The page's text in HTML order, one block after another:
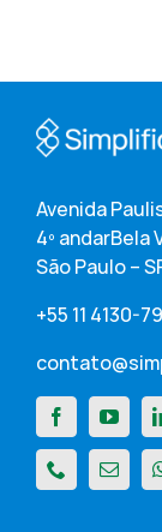
Avenida
4º andarBela
São Paulo –
+55 11 4130-